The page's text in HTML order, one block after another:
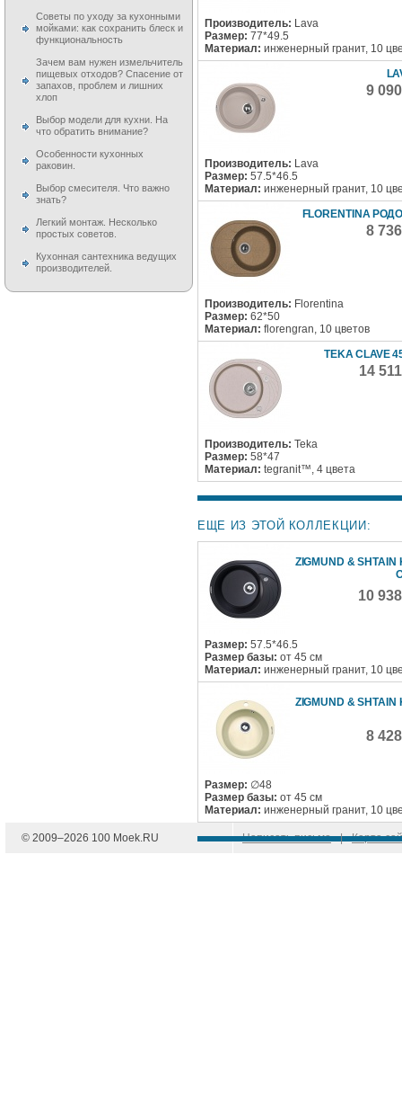
Производитель: Lava
Размер: 77*49.5
Материал: инженерный гранит, 10
9
Производитель: Lava
Размер: 57.5*46.5
Материал: инженерный гранит, 10
FLORENTINA
8
Производитель: Florentina
Размер: 62*50
Материал: florengran, 10 цветов
TEKA CLAVE
14
Производитель: Teka
Размер: 58*47
Материал: tegranit™, 4 цвета
ЕЩЕ ИЗ ЭТОЙ КОЛЛЕКЦИИ:
ZIGMUND & SHTAIN
10
Размер: 57.5*46.5
Размер базы: от 45 см
Материал: инженерный гранит, 10
ZIGMUND & SHTAIN
8
Размер: ∅48
Размер базы: от 45 см
Материал: инженерный гранит, 10
Советы по уходу за кухонными
мойками: как сохранить блеск и
функциональность
Зачем вам нужен измельчитель
пищевых отходов? Спасение от
запахов, проблем и лишних
хлоп
Выбор модели для кухни. На
что обратить внимание?
Особенности кухонных
раковин.
Выбор смесителя. Что важно
знать?
Легкий монтаж. Несколько
простых советов.
Кухонная сантехника ведущих
производителей.
© 2009–2026 100 Moek.RU Написать письмо | Карта